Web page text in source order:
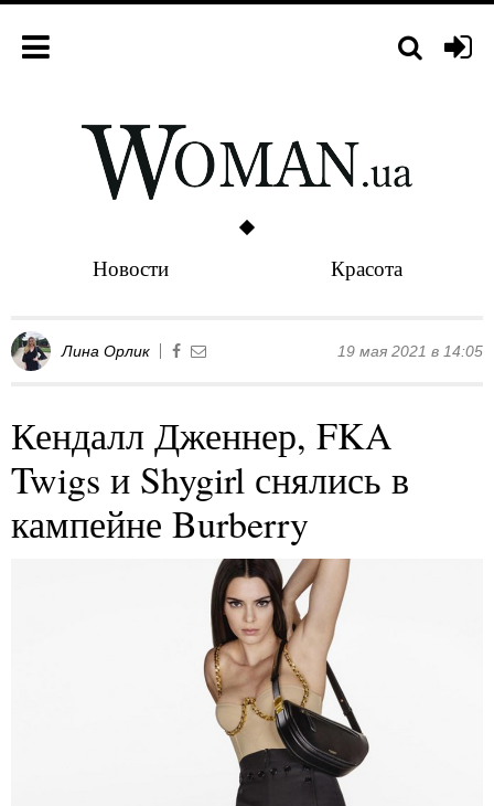
Новости Красота
Лина Орлик 19 мая 2021 в 14:05
Кендалл Дженнер, FKA
Twigs и Shygirl снялись в
кампейне Burberry